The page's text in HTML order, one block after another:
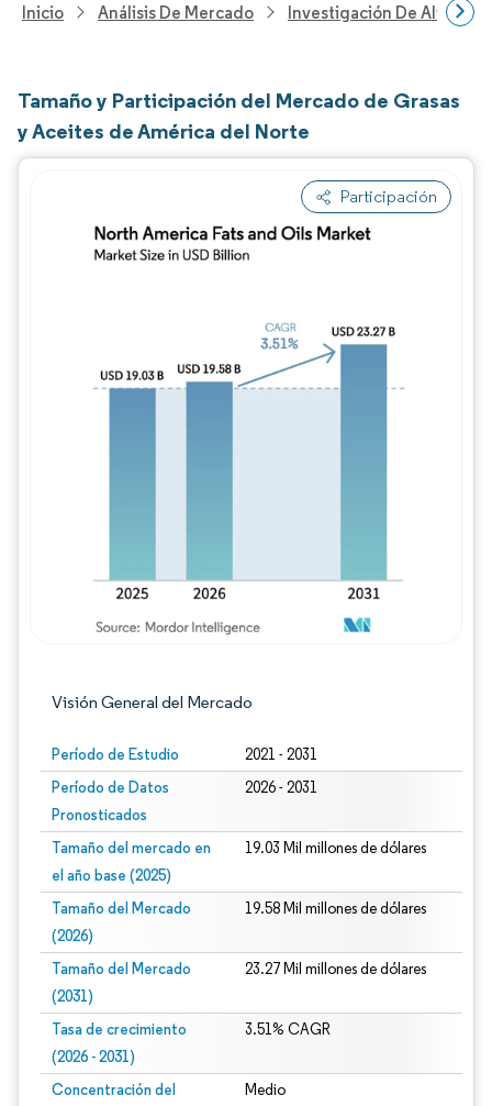
Inicio Análisis De Mercado Investigación De
Tamaño y Participación del Mercado de Grasas
y Aceites de América del Norte
Participación
Visión General del Mercado
Período de Estudio 2021 - 2031
Período de Datos
Pronosticados
2026 - 2031
Tamaño del mercado en
el año base (2025)
19.03 Mil millones de dólares
Tamaño del Mercado
(2026)
19.58 Mil millones de dólares
Tamaño del Mercado
(2031)
23.27 Mil millones de dólares
Tasa de crecimiento
(2026 - 2031)
3.51% CAGR
Concentración del
Medio